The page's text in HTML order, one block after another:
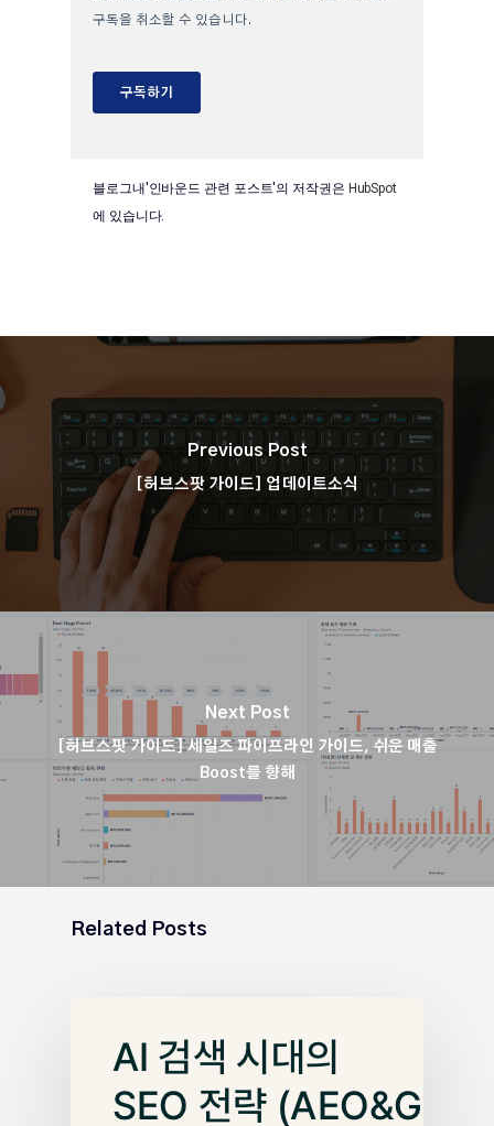
블로그내'인바운드 관련 포스트'의 저작권은 HubSpot
에 있습니다.
Previous Post
[허브스팟 가이드] 업데이트소식
Next Post
[허브스팟 가이드] 세일즈 파이프라인 가이드, 쉬운 매출
Boost를 향해
Related Posts